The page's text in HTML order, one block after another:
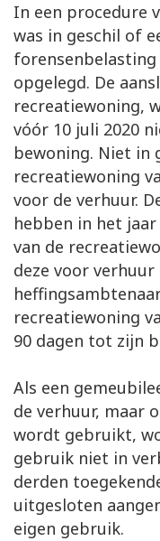
In een procedure
was in geschil of
opgelegd. De
recreatiewoning,
vóór 10 juli 2020
bewoning. Niet in
recreatiewoning
voor de verhuur.
hebben in het
van de
deze voor verhuur
recreatiewoning
90 dagen tot zijn
Als een
de verhuur, maar
wordt gebruikt,
gebruik niet in
derden
uitgesloten
eigen gebruik.